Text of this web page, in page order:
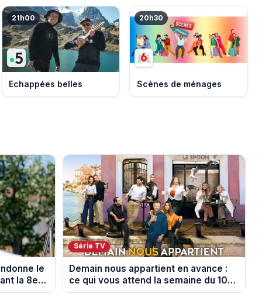
21h00
Echappées belles
20h30
Scènes de ménages
le
la 8e
Série TV
Demain nous appartient en avance :
ce qui vous attend la semaine du 10